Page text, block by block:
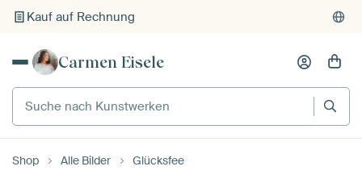
Kauf auf Rechnung
Individueller Druck auf Bestellung
Carmen Eisele
Suche nach Kunstwerken
Shop Alle Bilder Glücksfee